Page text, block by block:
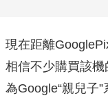
現在距離
相信不少購買該
為Google“親兒子